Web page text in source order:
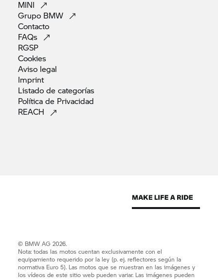
MINI
Grupo BMW
Contacto
FAQs
RGSP
Cookies
Aviso legal
Imprint
Listado decategorías
Política de Privacidad
REACH
© BMW AG 2026.
Nota: todas las motos cuentan exclusivamente con el
equipamiento requerido por la ley (p. ej. reflectores según la
normativa Euro 5). Las motos que se muestran en las imágenes y
los vídeos de este sitio web pueden variar. Las imágenes pueden